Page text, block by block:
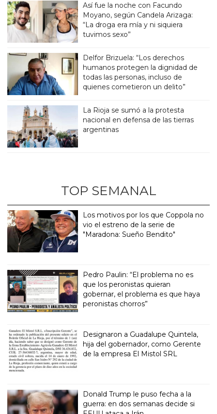
Así fue la noche con Facundo
Moyano, según Candela Arizaga:
“La droga era mía y ni siquiera
tuvimos sexo”
Delfor Brizuela: “Los derechos
humanos protegen la dignidad de
todas las personas, incluso de
quienes cometieron un delito”
La Rioja se sumó a la protesta
nacional en defensa de las tierras
argentinas
TOP SEMANAL
Los motivos por los que Coppola no
vio el estreno de la serie de
"Maradona: Sueño Bendito"
Pedro Paulin: “El problema no es
que los peronistas quieran
gobernar, el problema es que haya
peronistas chorros”
Designaron a Guadalupe Quintela,
hija del gobernador, como Gerente
de la empresa El Mistol SRL
Donald Trump le puso fecha a la
guerra: en dos semanas decide si